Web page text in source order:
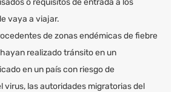
o requisitos de entrada a los
vaya a viajar.
de zonas endémicas de fiebre
realizado tránsito en un
en un país con riesgo de
virus, las autoridades migratorias del